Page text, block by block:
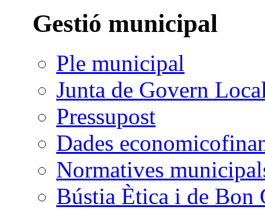
Gestió municipal
Ple municipal
Junta de Govern
Pressupost
Dades
Normatives
Bústia Ètica i de Bon